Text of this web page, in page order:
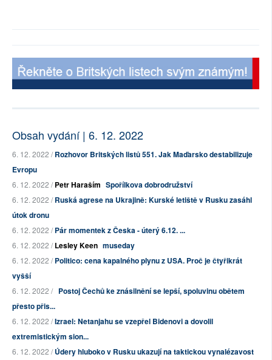
Obsah vydání | 6. 12. 2022
6. 12. 2022 /Rozhovor Britských listů 551. Jak Maďarsko destabilizuje
Evropu
6. 12. 2022 /Petr Haraším Spořílkova dobrodružství
6. 12. 2022 /Ruská agrese na Ukrajině: Kurské letiště v Rusku zasáhl
útok dronu
6. 12. 2022 /Pár momentek z Česka - úterý 6.12. ...
6. 12. 2022 /Lesley Keen museday
6. 12. 2022 /Politico: cena kapalného plynu z USA. Proč je čtyřikrát
vyšší
6. 12. 2022 / Postoj Čechů ke znásilnění se lepší, spoluvinu obětem
přesto přis...
6. 12. 2022 /Izrael: Netanjahu se vzepřel Bidenovi a dovolil
extremistickým sion...
6. 12. 2022 /Údery hluboko v Rusku ukazují na taktickou vynalézavost